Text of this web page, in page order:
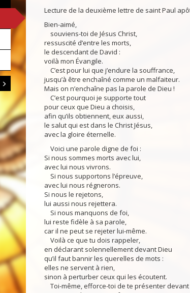
Lecture de la deuxième lettre de saint Paul
Bien-aimé,
souviens-toi de Jésus Christ,
ressuscité d’entre les morts,
le descendant de David :
voilà mon Évangile.
C’est pour lui que j’endure la souffrance,
jusqu’à être enchaîné comme un malfaiteur.
Mais on n’enchaîne pas la parole de Dieu !
C’est pourquoi je supporte tout
pour ceux que Dieu a choisis,
afin qu’ils obtiennent, eux aussi,
le salut qui est dans le Christ Jésus,
avec la gloire éternelle.
Voici une parole digne de foi :
Si nous sommes morts avec lui,
avec lui nous vivrons.
Si nous supportons l’épreuve,
avec lui nous régnerons.
Si nous le rejetons,
lui aussi nous rejettera.
Si nous manquons de foi,
lui reste fidèle à sa parole,
car il ne peut se rejeter lui-même.
Voilà ce que tu dois rappeler,
en déclarant solennellement devant Dieu
qu’il faut bannir les querelles de mots :
elles ne servent à rien,
sinon à perturber ceux qui les écoutent.
Toi-même, efforce-toi de te présenter devant